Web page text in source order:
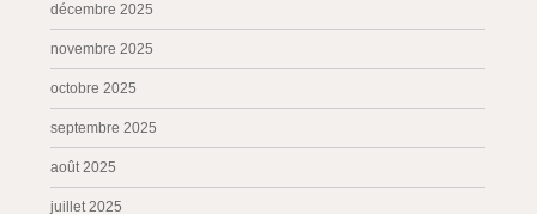
décembre 2025
novembre 2025
octobre 2025
septembre 2025
août 2025
juillet 2025